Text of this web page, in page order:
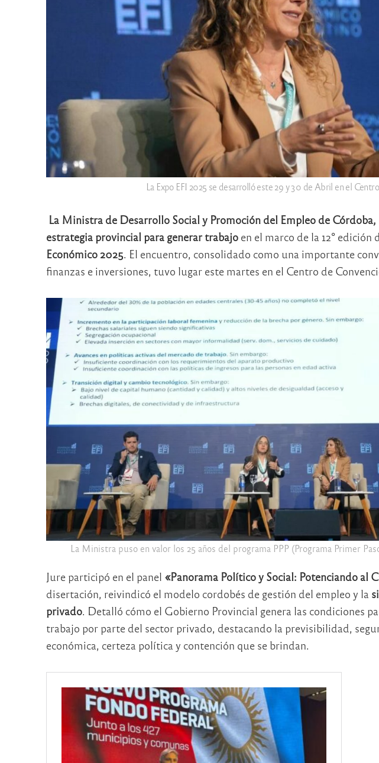
La Expo EFI 2025 se desarrolló este 29 y 30 de Abril en el
La Ministra de Desarrollo Social y Promoción del Empleo de Córdoba,
estrategia provincial para generar trabajoen el marco de la 12° edición
Económico 2025 . El encuentro, consolidado como una importante
finanzas e inversiones, tuvo lugar este martes en el Centro de
La Ministra puso en valor los 25 años del programa PPP (Programa Primer
Jure participó en el panel «Panorama Político y Social: Potenciando al
disertación, reivindicó el modelo cordobés de gestión del empleo y la
privado. Detalló cómo el Gobierno Provincial genera las condiciones
trabajo por parte del sector privado, destacando la previsibilidad,
económica, certeza política y contención que se brindan.